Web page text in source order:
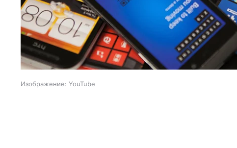
Изображение: YouTube